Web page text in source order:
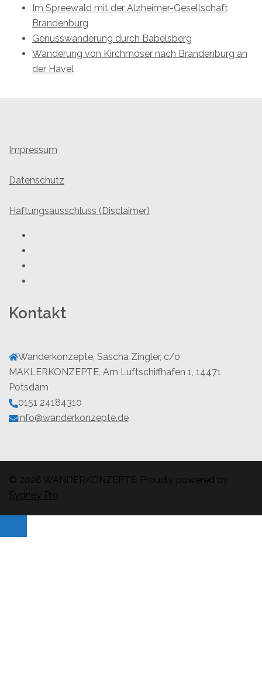
Im Spreewald mit der Alzheimer-Gesellschaft
Brandenburg
Genusswanderung durch Babelsberg
Wanderung von Kirchmöser nach Brandenburg an
der Havel
Impressum
Datenschutz
Haftungsausschluss (Disclaimer)
Kontakt
Wanderkonzepte, Sascha Zingler, c/o
MAKLERKONZEPTE, Am Luftschiffhafen 1, 14471
Potsdam
0151 24184310
info@wanderkonzepte.de
© 2026 WANDERKONZEPTE. Proudly powered by
Sydney Pro